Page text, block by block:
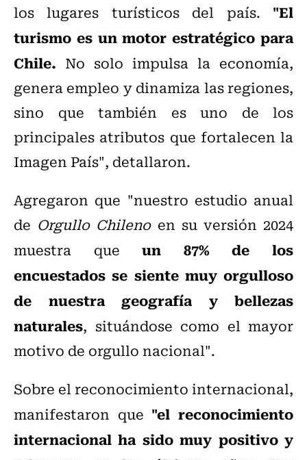
los lugares turísticos del país. "El
turismo es un motor estratégico para
Chile. No solo impulsa la economía,
genera empleo y dinamiza las regiones,
sino que también es uno de los
principales atributos que fortalecen la
Imagen País", detallaron.
Agregaron que "nuestro estudio anual
de Orgullo Chilenoen su versión 2024
muestra queun 87% de los
encuestados se siente muy orgulloso
de nuestra geografía y bellezas
naturales, situándose como el mayor
motivo de orgullo nacional".
Sobre el reconocimiento internacional,
manifestaron que "el reconocimiento
internacional ha sido muy positivo y